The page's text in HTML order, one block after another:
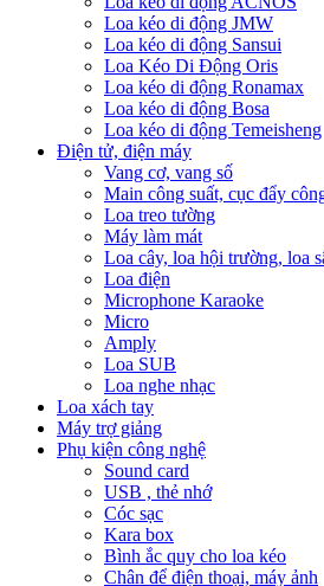
Loa kéo di động JMW
Loa kéo di động Sansui
Loa Kéo Di Động Oris
Loa kéo di động Ronamax
Loa kéo di động Bosa
Loa kéo di động Temeisheng
Điện tử, điện máy
Vang cơ, vang số
Main công suất, cục đẩy
Loa treo tường
Máy làm mát
Loa cây, loa hội trường, loa
Loa điện
Microphone Karaoke
Micro
Amply
Loa SUB
Loa nghe nhạc
Loa xách tay
Máy trợ giảng
Phụ kiện công nghệ
Sound card
USB , thẻ nhớ
Cóc sạc
Kara box
Bình ắc quy cho loa kéo
Chân để điện thoại, máy ảnh